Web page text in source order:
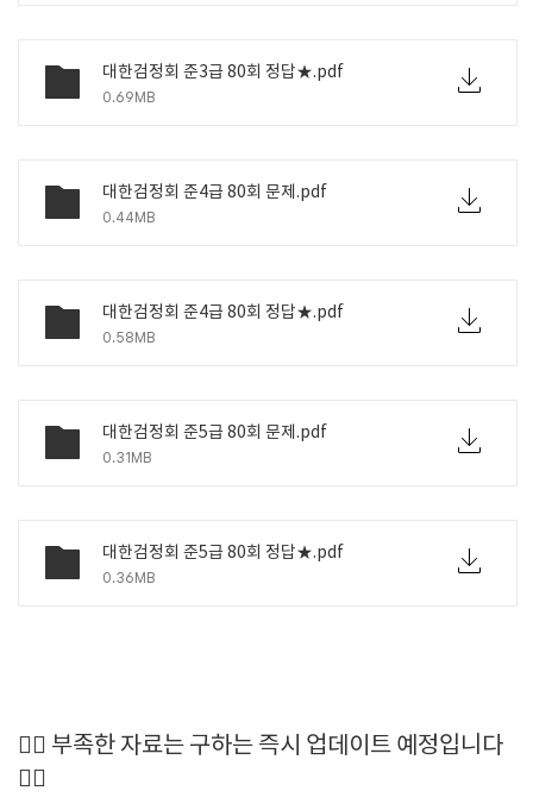
대한검정회 준3급 80회 정답★.pdf
0.69MB
대한검정회 준4급 80회 문제.pdf
0.44MB
대한검정회 준4급 80회 정답★.pdf
0.58MB
대한검정회 준5급 80회 문제.pdf
0.31MB
대한검정회 준5급 80회 정답★.pdf
0.36MB
🙆‍♂️ 부족한 자료는 구하는 즉시 업데이트 예정입니다
🙆‍♀️